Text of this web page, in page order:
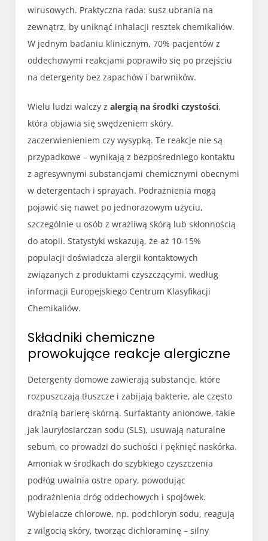
wirusowych. Praktyczna rada: susz ubrania na
zewnątrz, by uniknąć inhalacji resztek chemikaliów.
W jednym badaniu klinicznym, 70% pacjentów z
oddechowymi reakcjami poprawiło się po przejściu
na detergenty bez zapachów i barwników.
Wielu ludzi walczy zalergią na środki czystości,
która objawia się swędzeniem skóry,
zaczerwienieniem czy wysypką. Te reakcje nie są
przypadkowe – wynikają z bezpośredniego kontaktu
z agresywnymi substancjami chemicznymi obecnymi
w detergentach i sprayach. Podrażnienia mogą
pojawić się nawet po jednorazowym użyciu,
szczególnie u osób z wrażliwą skórą lub skłonnością
do atopii. Statystyki wskazują, że aż 10-15%
populacji doświadcza alergii kontaktowych
związanych z produktami czyszczącymi, według
informacji Europejskiego Centrum Klasyfikacji
Chemikaliów.
Składniki chemiczne
prowokujące reakcje alergiczne
Detergenty domowe zawierają substancje, które
rozpuszczają tłuszcze i zabijają bakterie, ale często
drażnią barierę skórną. Surfaktanty anionowe, takie
jak laurylosiarczan sodu (SLS), usuwają naturalne
sebum, co prowadzi do suchości i pęknięć naskórka.
Amoniak w środkach do szybkiego czyszczenia
podłóg uwalnia ostre opary, powodując
podrażnienia dróg oddechowych i spojówek.
Wybielacze chlorowe, np. podchloryn sodu, reagują
z wilgocią skóry, tworząc dichloraminę – silny